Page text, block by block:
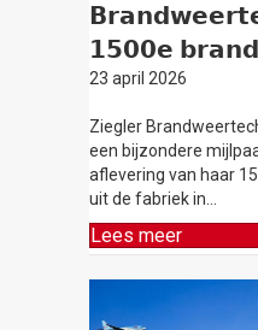
𝟭𝟱𝟬𝟬𝗲
23 april 2026
Ziegler
een bijzondere
aflevering van haar
uit de fabriek in…
Lees meer